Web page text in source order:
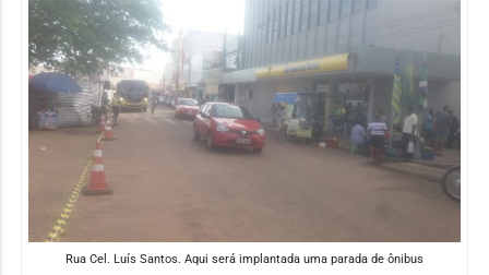
Rua Cel. Luís Santos. Aqui será implantada uma parada de ônibus